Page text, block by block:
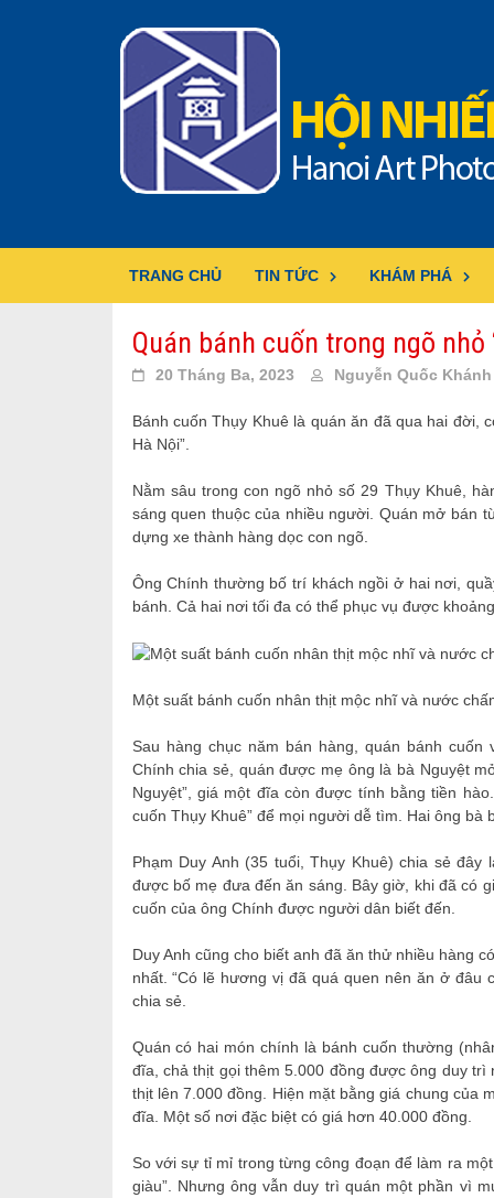
TRANG CHỦ TIN TỨC KHÁM PHÁ
Quán bánh cuốn trong ngõ nhỏ
20 Tháng Ba, 2023 Nguyễn Quốc Khánh
Bánh cuốn Thụy Khuê là quán ăn đã qua hai đời,
Hà Nội”.
Nằm sâu trong con ngõ nhỏ số 29 Thụy Khuê,
sáng quen thuộc của nhiều người. Quán mở bán
dựng xe thành hàng dọc con ngõ.
Ông Chính thường bố trí khách ngồi ở hai nơi,
bánh. Cả hai nơi tối đa có thể phục vụ được
Một suất bánh cuốn nhân thịt mộc nhĩ và nước
Sau hàng chục năm bán hàng, quán bánh
Chính chia sẻ, quán được mẹ ông là bà Nguyệt
Nguyệt”, giá một đĩa còn được tính bằng tiền
cuốn Thụy Khuê” để mọi người dễ tìm. Hai ông bà
Phạm Duy Anh (35 tuổi, Thụy Khuê) chia sẻ
được bố mẹ đưa đến ăn sáng. Bây giờ, khi đã có
cuốn của ông Chính được người dân biết đến.
Duy Anh cũng cho biết anh đã ăn thử nhiều hàng
nhất. “Có lẽ hương vị đã quá quen nên ăn ở đâu
chia sẻ.
Quán có hai món chính là bánh cuốn thường
đĩa, chả thịt gọi thêm 5.000 đồng được ông duy
thịt lên 7.000 đồng. Hiện mặt bằng giá chung của
đĩa. Một số nơi đặc biệt có giá hơn 40.000 đồng.
So với sự tỉ mỉ trong từng công đoạn để làm ra
giàu”. Nhưng ông vẫn duy trì quán một phần vì